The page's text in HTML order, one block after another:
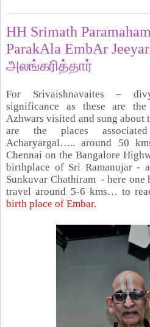
HH Srimath
ParakAla EmbAr
அலங்கரித்தார்
For Srivaishnavaites –
significance as these are
Azhwars visited and sung
are the places
Acharyargal….. around 50
Chennai on the Bangalore
birthplace of Sri Ramanujar -
Sunkuvar Chathiram - here
travel around 5-6 kms… to
birth place of Embar.